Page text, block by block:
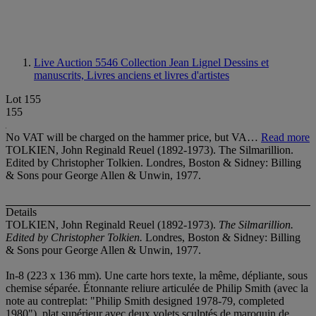
Live Auction 5546 Collection Jean Lignel Dessins et
manuscrits, Livres anciens et livres d'artistes
Lot 155
155
No VAT will be charged on the hammer price, but VA… Read more
TOLKIEN, John Reginald Reuel (1892-1973). The Silmarillion.
Edited by Christopher Tolkien. Londres, Boston & Sidney: Billing
& Sons pour George Allen & Unwin, 1977.
Details
TOLKIEN, John Reginald Reuel (1892-1973). The Silmarillion.
Edited by Christopher Tolkien. Londres, Boston & Sidney: Billing
& Sons pour George Allen & Unwin, 1977.
In-8 (223 x 136 mm). Une carte hors texte, la même, dépliante, sous
chemise séparée. Étonnante reliure articulée de Philip Smith (avec la
note au contreplat: "Philip Smith designed 1978-79, completed